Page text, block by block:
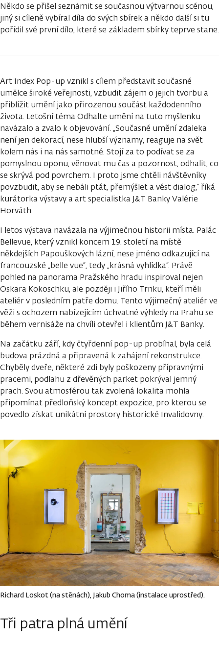
Někdo se přišel seznámit se současnou výtvarnou scénou,
jiný si cíleně vybíral díla do svých sbírek a někdo další si tu
pořídil své první dílo, které se základem sbírky teprve stane.
Art Index Pop-up vznikl s cílem představit současné
umělce široké veřejnosti, vzbudit zájem o jejich tvorbu a
přiblížit umění jako přirozenou součást každodenního
života. Letošní téma Odhalte umění na tuto myšlenku
navázalo a zvalo k objevování. „Současné umění zdaleka
není jen dekorací, nese hlubší významy, reaguje na svět
kolem nás i na nás samotné. Stojí za to podívat se za
pomyslnou oponu, věnovat mu čas a pozornost, odhalit, co
se skrývá pod povrchem. I proto jsme chtěli návštěvníky
povzbudit, aby se nebáli ptát, přemýšlet a vést dialog,“ říká
kurátorka výstavy a art specialistka J&T BankyValérie
Horváth.
I letos výstava navázala na výjimečnou historii místa. Palác
Bellevue, který vznikl koncem 19. století na místě
někdejších Papouškových lázní, nese jméno odkazující na
francouzské „belle vue“, tedy „krásná vyhlídka“. Právě
pohled na panorama Pražského hradu inspiroval nejen
Oskara Kokoschku, ale později i Jiřího Trnku, kteří měli
ateliér v posledním patře domu. Tento výjimečný ateliér ve
věži s ochozem nabízejícím úchvatné výhledy na Prahu se
během vernisáže na chvíli otevřel i klientům J&T Banky.
Na začátku září, kdy čtyřdenní pop-up probíhal, byla celá
budova prázdná a připravená k zahájení rekonstrukce.
Chyběly dveře, některé zdi byly poškozeny přípravnými
pracemi, podlahu z dřevěných parket pokrýval jemný
prach. Svou atmosférou tak zvolená lokalita mohla
připomínat předloňský koncept expozice, pro kterou se
povedlo získat unikátní prostory historické Invalidovny.
Richard Loskot (na stěnách), Jakub Choma (instalace uprostřed).
Tři patra plná umění